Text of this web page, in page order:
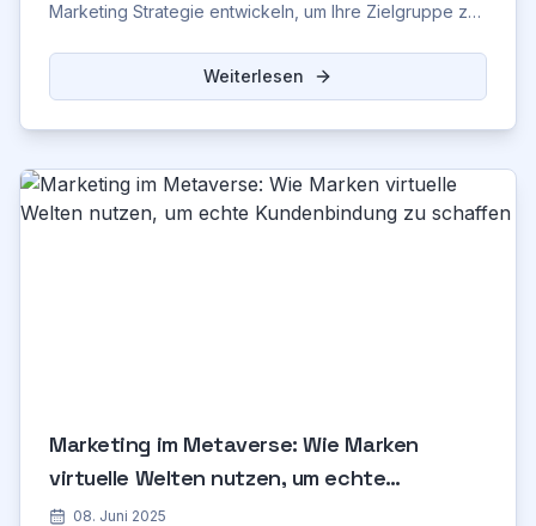
Marketing Strategie entwickeln, um Ihre Zielgruppe zu
Weiterlesen
Marketing im Metaverse: Wie Marken
virtuelle Welten nutzen, um echte
Kundenbindung zu schaffen
08. Juni 2025